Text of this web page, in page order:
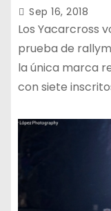
Sep 16, 2018
Los Yacarcross
prueba de
la única marca
con siete